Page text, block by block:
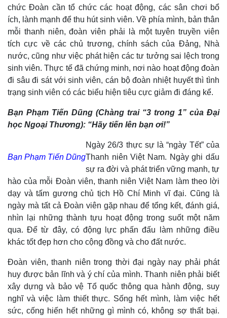
chức Đoàn cần tổ chức các hoạt động, các sân chơi bổ
ích, lành mạnh để thu hút sinh viên. Về phía mình, bản thân
mỗi thanh niên, đoàn viên phải là một tuyên truyền viên
tích cực về các chủ trương, chính sách của Đảng, Nhà
nước, cũng như việc phát hiện các tư tưởng sai lệch trong
sinh viên. Thực tế đã chứng minh, nơi nào hoạt động đoàn
đi sâu đi sát với sinh viên, cán bộ đoàn nhiệt huyết thì tình
trạng sinh viên có các biểu hiện tiêu cực giảm đi đáng kể.
Bạn Phạm Tiến Dũng (Chàng trai “3 trong 1” của Đại
học Ngoại Thương): “Hãy tiến lên bạn ơi!”
Bạn Phạm Tiến Dũng
Ngày 26/3 thực sự là “ngày Tết” của
Thanh niên Việt Nam. Ngày ghi dấu
sự ra đời và phát triển vững mạnh, tự
hào của mỗi Đoàn viên, thanh niên Việt Nam làm theo lời
dạy và tấm gương chủ tịch Hồ Chí Minh vĩ đại. Cũng là
ngày mà tất cả Đoàn viên gặp nhau để tổng kết, đánh giá,
nhìn lại những thành tựu hoạt động trong suốt một năm
qua. Để từ đây, có động lực phấn đấu làm những điều
khác tốt đẹp hơn cho cộng đồng và cho đất nước.
Đoàn viên, thanh niên trong thời đại ngày nay phải phát
huy được bản lĩnh và ý chí của mình. Thanh niên phải biết
xây dựng và bảo vệ Tổ quốc thông qua hành động, suy
nghĩ và việc làm thiết thực. Sống hết mình, làm việc hết
sức, cống hiến hết những gì mình có, không sợ thất bại.